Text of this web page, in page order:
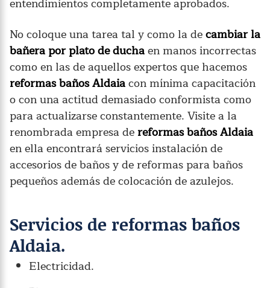
No coloque una tarea tal y como la decambiar la
bañera por plato de duchaen manos incorrectas
como en las de aquellos expertos que hacemos
reformas baños Aldaiacon mínima capacitación
o con una actitud demasiado conformista como
para actualizarse constantemente. Visite a la
renombrada empresa dereformas baños Aldaia
en ella encontrará servicios instalación de
accesorios de baños y de reformas para baños
pequeños además de colocación de azulejos.
Servicios de reformas baños
Aldaia.
Electricidad.